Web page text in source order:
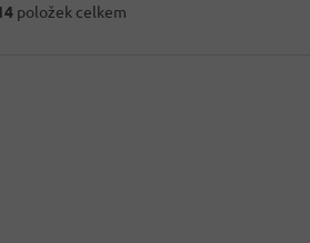
O
položek celkem